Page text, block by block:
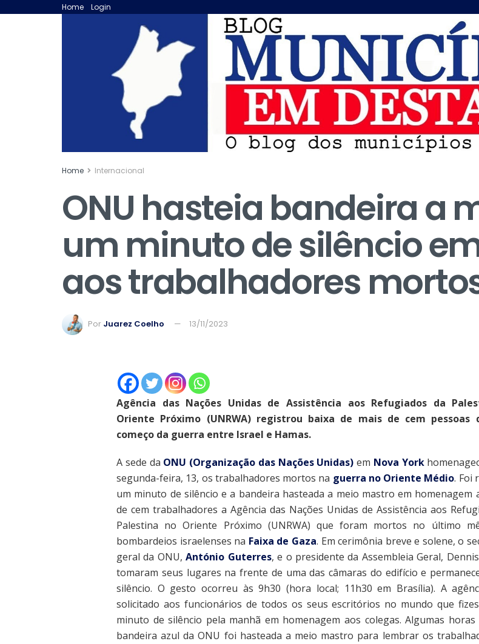
Home Login
Home Internacional
ONU hasteia bandeira a
um minuto de silêncio
aos trabalhadores
Por Juarez Coelho 13/11/2023
Agência das Nações Unidas de Assistência aos Refugiados da
Oriente Próximo (UNRWA) registrou baixa de mais de cem pessoas
começo da guerra entre Israel e Hamas.
A sede da ONU (Organização das Nações Unidas) em Nova York
segunda-feira, 13, os trabalhadores mortos na guerra no Oriente Médio. Foi
um minuto de silêncio e a bandeira hasteada a meio mastro em homenagem
de cem trabalhadores a Agência das Nações Unidas de Assistência aos
Palestina no Oriente Próximo (UNRWA) que foram mortos no último
bombardeios israelenses na Faixa de Gaza. Em cerimônia breve e solene, o
geral da ONU,António Guterres, e o presidente da Assembleia Geral,
tomaram seus lugares na frente de uma das câmaras do edifício e
silêncio. O gesto ocorreu às 9h30 (hora local; 11h30 em Brasília). A
solicitado aos funcionários de todos os seus escritórios no mundo que
minuto de silêncio pela manhã em homenagem aos colegas. Algumas horas
bandeira azul da ONU foi hasteada a meio mastro para lembrar os